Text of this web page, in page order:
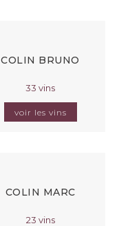
COLIN BRUNO
33 vins
voir les vins
COLIN MARC
23 vins